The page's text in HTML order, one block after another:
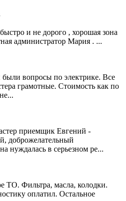
и не дорого , хорошая зона
администратор Мария . ...
вопросы по электрике. Все
грамотные. Стоимость как по
приемщик Евгений -
доброжелательный
нуждалась в серьезном ре...
ТО. Фильтра, масла, колодки.
оплатил. Остальное